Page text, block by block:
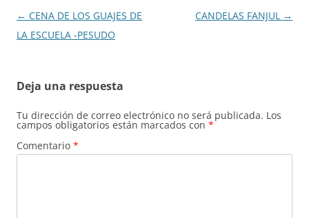
Navegación
de
← CENA DE LOS GUAJES DE
LA ESCUELA -PESUDO
CANDELAS FANJUL →
Deja una respuesta
Tu dirección de correo electrónico no será publicada. Los
campos obligatorios están marcados con *
Comentario *